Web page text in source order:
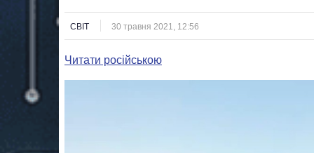
СВІТ 30 травня 2021, 12:56
Читати російською